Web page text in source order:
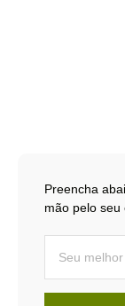
Preencha
mão pelo seu